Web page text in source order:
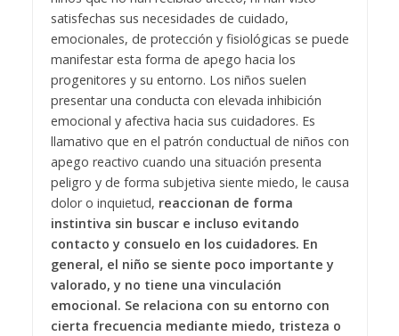
satisfechas sus necesidades de cuidado,
emocionales, de protección y fisiológicas se puede
manifestar esta forma de apego hacia los
progenitores y su entorno. Los niños suelen
presentar una conducta con elevada inhibición
emocional y afectiva hacia sus cuidadores. Es
llamativo que en el patrón conductual de niños con
apego reactivo cuando una situación presenta
peligro y de forma subjetiva siente miedo, le causa
dolor o inquietud, reaccionan de forma
instintiva sin buscar e incluso evitando
contacto y consuelo en los cuidadores. En
general, el niño se siente poco importante y
valorado, y no tiene una vinculación
emocional. Se relaciona con su entorno con
cierta frecuencia mediante miedo, tristeza o